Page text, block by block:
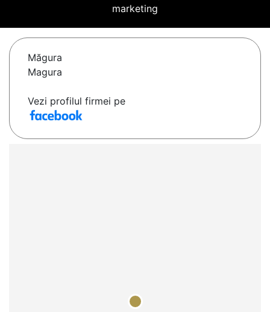
marketing
Măgura
Magura
Vezi profilul firmei pe